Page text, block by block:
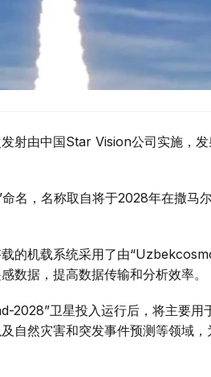
射由中国Star Vision公司实施，
名，名称取自将于2028年在撒马
的机载系统采用了由
数据，提高数据传输和分析效率。
2028”卫星投入运行后，将主要用
自然灾害和突发事件预测等领域